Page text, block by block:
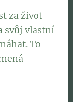
za život
svůj vlastní
To